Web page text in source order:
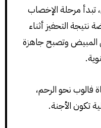
تبدأ مرحلة الإخصاب
نتيجة التحفيز أثناء
المبيض وتصبح جاهزة
فالوب نحو الرحم،
تكون الأجنة.